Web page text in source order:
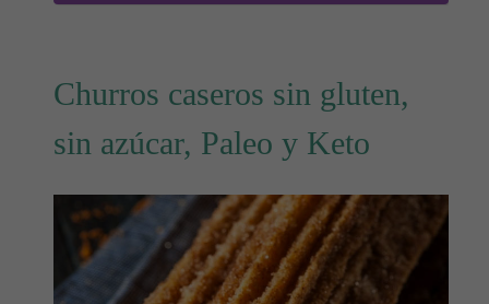
Churros caseros sin gluten,
sin azúcar, Paleo y Keto